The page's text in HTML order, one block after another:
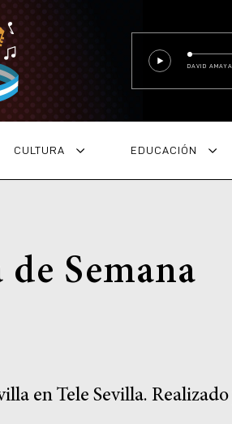
DAVID AMAYA
CULTURA EDUCACIÓN
Semana
en Tele Sevilla.